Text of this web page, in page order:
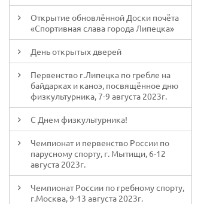
Открытие обновлённой Доски почёта
«Спортивная слава города Липецка»
День открытых дверей
Первенство г.Липецка по гребле на
байдарках и каноэ, посвящённое дню
физкультурника, 7-9 августа 2023г.
С Днем физкультурника!
Чемпионат и первенство России по
парусному спорту, г. Мытищи, 6-12
августа 2023г.
Чемпионат России по гребному спорту,
г.Москва, 9-13 августа 2023г.